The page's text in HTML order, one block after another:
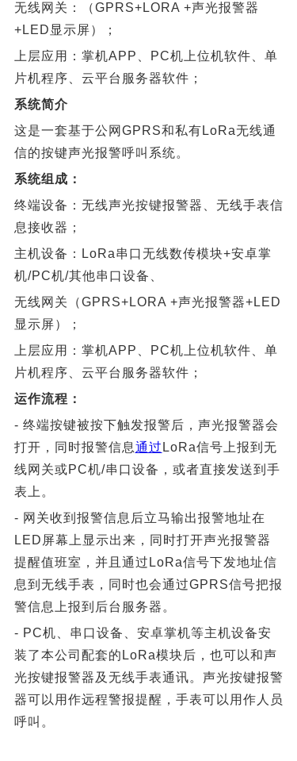
无线网关：（GPRS+LORA +声光报警器
+LED显示屏）；
上层应用：掌机APP、PC机上位机软件、单
片机程序、云平台服务器软件；
系统简介
这是一套基于公网GPRS和私有LoRa无线通
信的按键声光报警呼叫系统。
系统组成：
终端设备：无线声光按键报警器、无线手表信
息接收器；
主机设备：LoRa串口无线数传模块+安卓掌
机/PC机/其他串口设备、
无线网关（GPRS+LORA +声光报警器+LED
显示屏）；
上层应用：掌机APP、PC机上位机软件、单
片机程序、云平台服务器软件；
运作流程：
- 终端按键被按下触发报警后，声光报警器会
打开，同时报警信息通过 LoRa信号上报到无
线网关或PC机/串口设备，或者直接发送到手
表上。
- 网关收到报警信息后立马输出报警地址在
LED屏幕上显示出来，同时打开声光报警器
提醒值班室，并且通过LoRa信号下发地址信
息到无线手表，同 时也会通过GPRS信号把报
警信息上报到后台服务器。
- PC机、串口设备、安卓掌机等主机设备安
装了本公司配套的LoRa模块后， 也可以和声
光按键报警器及无线手表通讯。声光按键报警
器可以用作远程警报提醒，手表可以用作人员
呼叫。